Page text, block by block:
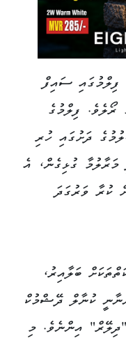
ފިލްމުގައި ސައިފް
ރޯލެވެ. ފިލްމުގެ
ދަށުގައި ހުރި
ގުޅިގެން، އެ
ކުރާ ވަރުގަދަ
ބަލާއިރު،
ކުނާލް ދޭޝްމުކް
އިންނެވެ. މި